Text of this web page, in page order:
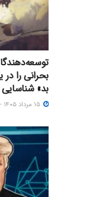
بحرانی را
بد» شناسایی